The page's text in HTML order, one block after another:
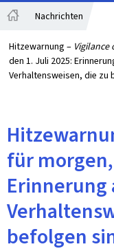
Nachrichten
Hitzewarnung – Vigilance
den 1. Juli 2025:
Verhaltensweisen, die zu
für
Erinnerung
befolgen